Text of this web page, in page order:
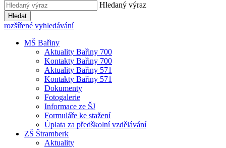
Hledaný výraz
Hledat
rozšířené vyhledávání
MŠ Bařiny
Aktuality Bařiny 700
Kontakty Bařiny 700
Aktuality Bařiny 571
Kontakty Bařiny 571
Dokumenty
Fotogalerie
Informace ze ŠJ
Formuláře ke stažení
Úplata za předškolní vzdělávání
ZŠ Štramberk
Aktuality